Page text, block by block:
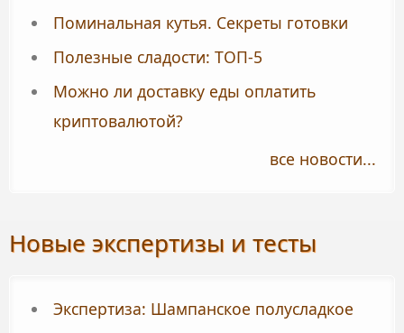
Поминальная кутья. Секреты готовки
Полезные сладости: ТОП-5
Можно ли доставку еды оплатить
криптовалютой?
все новости...
Новые экспертизы и тесты
Экспертиза: Шампанское полусладкое